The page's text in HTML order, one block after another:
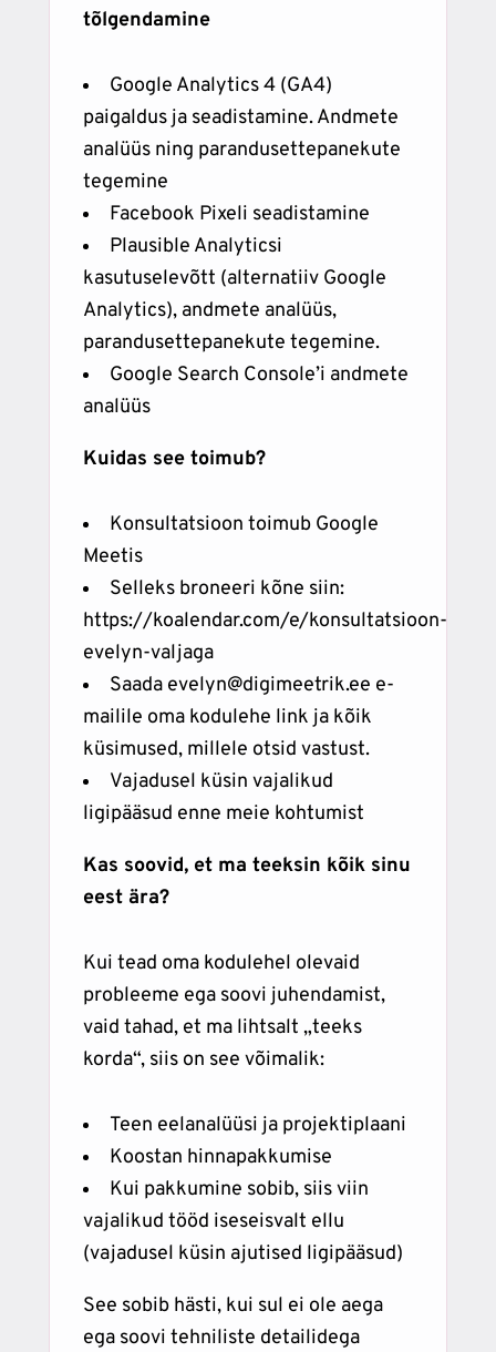
tõlgendamine
Google Analytics 4 (GA4)
paigaldus ja seadistamine. Andmete
analüüs ning parandusettepanekute
tegemine
Facebook Pixeli seadistamine
Plausible Analyticsi
kasutuselevõtt (alternatiiv Google
Analytics), andmete analüüs,
parandusettepanekute tegemine.
Google Search Console’i andmete
analüüs
Kuidas see toimub?
Konsultatsioon toimub Google
Meetis
Selleks broneeri kõne siin:
https://koalendar.com/e/konsultatsioon-
evelyn-valjaga
Saada evelyn@digimeetrik.ee e-
mailile oma kodulehe link ja kõik
küsimused, millele otsid vastust.
Vajadusel küsin vajalikud
ligipääsud enne meie kohtumist
Kas soovid, et ma teeksin kõik sinu
eest ära?
Kui tead oma kodulehel olevaid
probleeme ega soovi juhendamist,
vaid tahad, et ma lihtsalt „teeks
korda“, siis on see võimalik:
Teen eelanalüüsi ja projektiplaani
Koostan hinnapakkumise
Kui pakkumine sobib, siis viin
vajalikud tööd iseseisvalt ellu
(vajadusel küsin ajutised ligipääsud)
See sobib hästi, kui sul ei ole aega
ega soovi tehniliste detailidega